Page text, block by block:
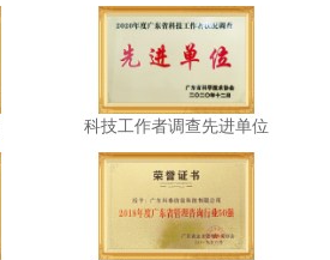
科技工作者调查先进单位